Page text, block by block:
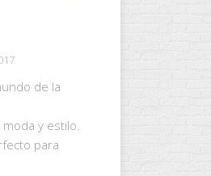
de Ia
y estilo.
para